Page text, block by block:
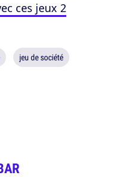
ces jeux 2
jeu de société